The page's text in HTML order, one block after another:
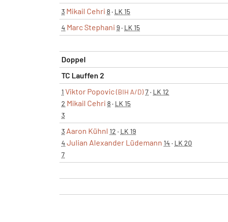
3 Mikail Cehri 8· LK 15
4 Marc Stephani 9· LK 15
Doppel
TC Lauffen 2
1 Viktor Popovic(BIH A/D)7· LK 12
2 Mikail Cehri 8· LK 15
3
3 Aaron Kühnl 12 · LK 19
4 Julian Alexander Lüdemann 14 · LK 20
7